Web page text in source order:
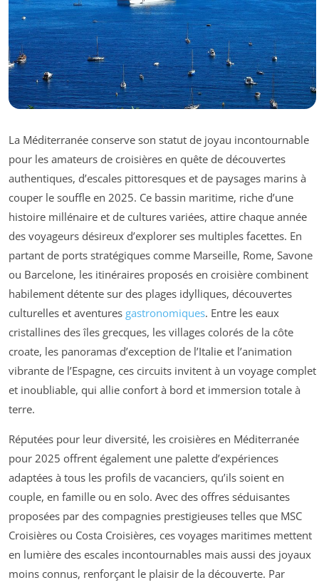
La Méditerranée conserve son statut de joyau incontournable
pour les amateurs de croisières en quête de découvertes
authentiques, d’escales pittoresques et de paysages marins à
couper le souffle en 2025. Ce bassin maritime, riche d’une
histoire millénaire et de cultures variées, attire chaque année
des voyageurs désireux d’explorer ses multiples facettes. En
partant de ports stratégiques comme Marseille, Rome, Savone
ou Barcelone, les itinéraires proposés en croisière combinent
habilement détente sur des plages idylliques, découvertes
culturelles et aventures gastronomiques. Entre les eaux
cristallines des îles grecques, les villages colorés de la côte
croate, les panoramas d’exception de l’Italie et l’animation
vibrante de l’Espagne, ces circuits invitent à un voyage complet
et inoubliable, qui allie confort à bord et immersion totale à
terre.
Réputées pour leur diversité, les croisières en Méditerranée
pour 2025 offrent également une palette d’expériences
adaptées à tous les profils de vacanciers, qu’ils soient en
couple, en famille ou en solo. Avec des offres séduisantes
proposées par des compagnies prestigieuses telles que MSC
Croisières ou Costa Croisières, ces voyages maritimes mettent
en lumière des escales incontournables mais aussi des joyaux
moins connus, renforçant le plaisir de la découverte. Par